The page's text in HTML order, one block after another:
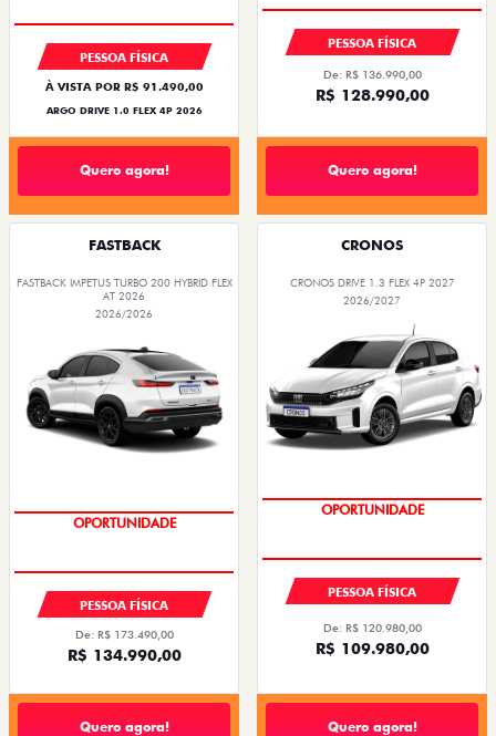
PESSOA FÍSICA
À VISTA POR R$ 91.490,00
ARGO DRIVE 1.0 FLEX 4P 2026
Quero agora!
PESSOA FÍSICA
De: R$ 136.990,00
R$ 128.990,00
Quero agora!
FASTBACK
FASTBACK IMPETUS TURBO 200 HYBRID FLEX
AT 2026
2026/2026
OPORTUNIDADE
PESSOA FÍSICA
De: R$ 173.490,00
R$ 134.990,00
Quero agora!
CRONOS
CRONOS DRIVE 1.3 FLEX 4P 2027
2026/2027
OPORTUNIDADE
PESSOA FÍSICA
De: R$ 120.980,00
R$ 109.980,00
Quero agora!